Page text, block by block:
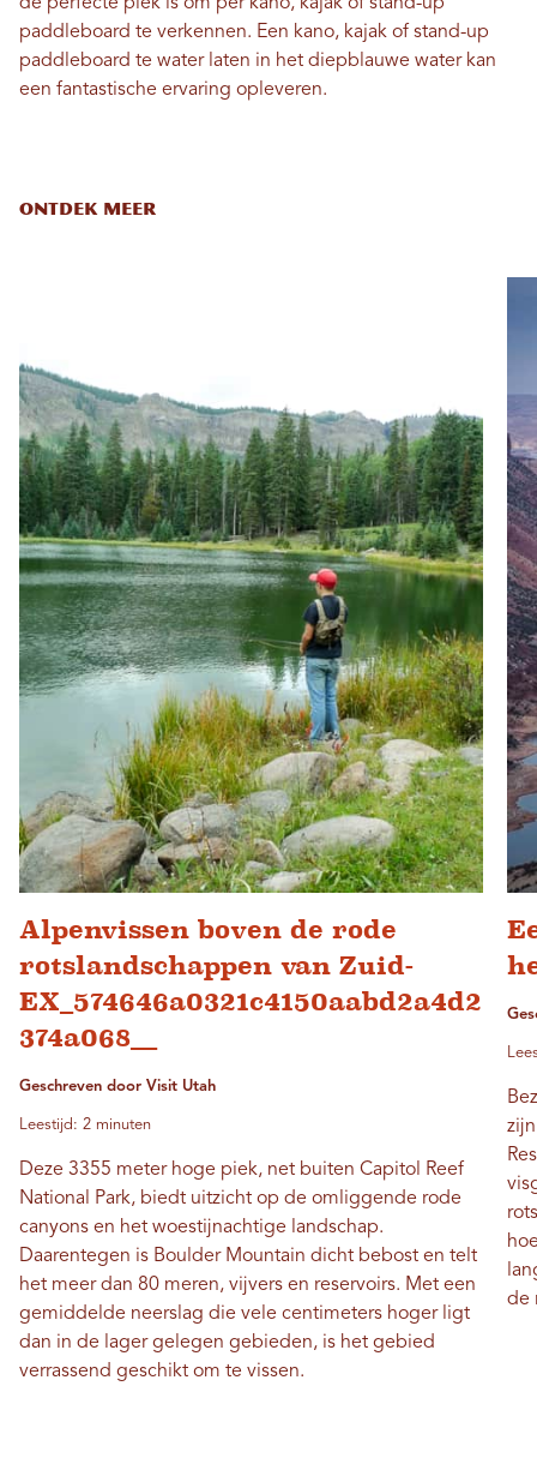
paddleboard te verkennen. Een kano, kajak of stand-up
paddleboard te water laten in het diepblauwe water kan
een fantastische ervaring opleveren.
ONTDEK MEER
Alpenvissen boven de rode
rotslandschappen van Zuid-
EX_574646a0321c4150aabd2a4d2
374a068__
Geschreven door Visit Utah
Leestijd: 2 minuten
Deze 3355 meter hoge piek, net buiten Capitol Reef
National Park, biedt uitzicht op de omliggende rode
canyons en het woestijnachtige landschap.
Daarentegen is Boulder Mountain dicht bebost en telt
het meer dan 80 meren, vijvers en reservoirs. Met een
gemiddelde neerslag die vele centimeters hoger ligt
dan in de lager gelegen gebieden, is het gebied
verrassend geschikt om te vissen.
de